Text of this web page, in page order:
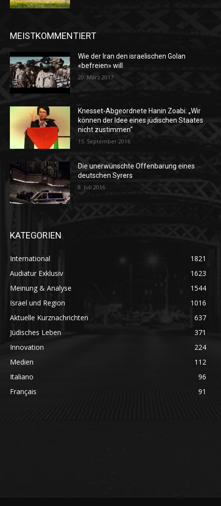
MEISTKOMMENTIERT
Wie der Iran den israelischen Golan
«befreien» will
20. März 2017
Knesset-Abgeordnete Hanin Zoabi: „Wir
können der Idee eines jüdischen Staates
nicht zustimmen“
15. September 2016
Die unerwünschte Offenbarung eines
deutschen Syrers
8. Juli 2016
KATEGORIEN
International
1821
Audiatur Exklusiv
1623
Meinung & Analyse
1544
Israel und Region
1016
Aktuelle Kurznachrichten
637
Jüdisches Leben
371
Innovation
224
Medien
112
Italiano
96
Français
91